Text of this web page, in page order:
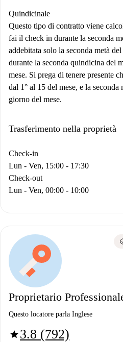
Quindicinale
Questo tipo di contratto viene
fai il check in durante la seconda
addebitata solo la seconda metà
durante la seconda quindicina del
mese. Si prega di tenere presente
dal 1° al 15 del mese, e la
giorno del mese.
Trasferimento nella proprietà
Check-in
Lun - Ven, 15:00 - 17:30
Check-out
Lun - Ven, 00:00 - 10:00
Proprietario
Questo locatore parla Inglese
star3.8 (792)